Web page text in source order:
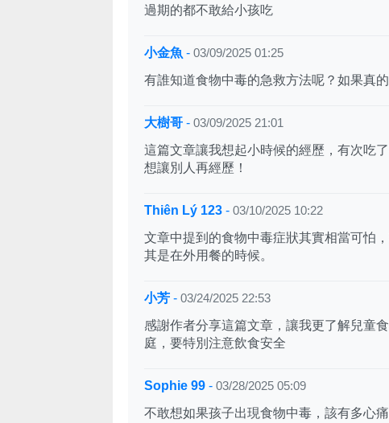
過期的都不敢給小孩吃
小金魚 - 03/09/2025 01:25
有誰知道食物中毒的急救方法呢？如果真
大樹哥- 03/09/2025 21:01
這篇文章讓我想起小時候的經歷，有次吃
想讓別人再經歷！
Thiên Lý 123- 03/10/2025 10:22
文章中提到的食物中毒症狀其實相當可怕
其是在外用餐的時候。
小芳- 03/24/2025 22:53
感謝作者分享這篇文章，讓我更了解兒童
庭，要特別注意飲食安全
Sophie 99- 03/28/2025 05:09
不敢想如果孩子出現食物中毒，該有多心